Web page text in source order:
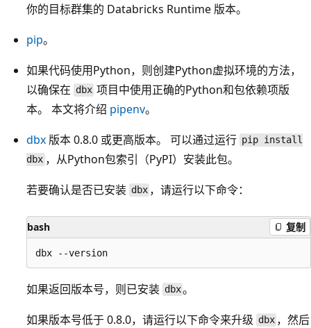
你的目标群集的 Databricks Runtime 版本。
pip。
如果代码使用Python，则创建Python虚拟环境的方法，
以确保在 dbx 项目中使用正确的Python和包依赖项版
本。 本文将介绍 pipenv。
dbx 版本 0.8.0 或更高版本。 可以通过运行 pip install
dbx ，从Python包索引（PyPI）安装此包。
若要确认是否已安装 dbx ，请运行以下命令：
bash 复制
如果返回版本号，则已安装 dbx。
如果版本号低于 0.8.0，请运行以下命令来升级 dbx ，然后